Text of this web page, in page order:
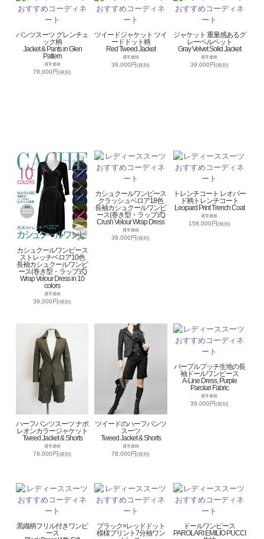
パンツスーツ グレンチェ
ック柄
Jacket & Pants in Glen
Pattern
通常価格
78,000円(税別)
ツイードジャケット ツイ
ードドット柄
Red Tweed Jacket
通常価格
39,000円(税別)
ジャケット 重量感あるグ
レーベルベット
Gray Velvet Solid Jacket
通常価格
39,000円(税別)
カシュクールワンピース
ストレッチベロア10色
長袖カシュクールワンピ
ース(巻き型・ラップ式)
Wrap Velour Dress in 10
colors
通常価格
39,000円(税別)
カシュクールワンピース
クラッシュベロア18色
長袖カシュクールワンピ
ース(巻き型・ラップ式)
Crush Velour Wrap Dress
通常価格
39,000円(税別)
トレンチコート レオパー
ド柄トレンチコート
Leopard Print Trench Coat
通常価格
158,000円(税別)
ハーフパンツスーツ ナポ
レオンカラージャケット
Tweed Jacket & Shorts
通常価格
78,000円(税別)
ツイードのハーフパンツ
スーツ
Tweed Jacket & Shorts
通常価格
78,000円(税別)
パープルプッチ生地の長
袖ドールワンピース
A-Line Dress, Purple
Parolari Fabric
通常価格
39,000円 (税別)
黒織柄フリル付きワンピ
ース
ブラック×レッドドット
模様プリント7分袖ワン
ドールワンピース
PAROLARI EMILIO PUCCI